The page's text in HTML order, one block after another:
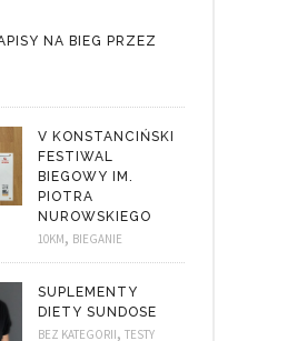
NA BIEG PRZEZ
V KONSTANCIŃSKI
FESTIWAL
BIEGOWY IM.
PIOTRA
NUROWSKIEGO
10KM, BIEGANIE
SUPLEMENTY
DIETY SUNDOSE
BEZ KATEGORII, TESTY